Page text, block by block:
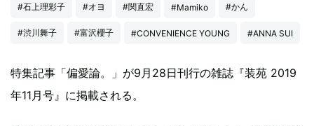
#石上理彩子 #オヨ #関直宏 #Mamiko #かん
#渋川舞子 #富沢櫻子 #CONVENIENCE YOUNG #ANNA SUI
特集記事「偏愛論。」が9月28日刊行の雑誌『装苑 2019
年11月号』に掲載される。